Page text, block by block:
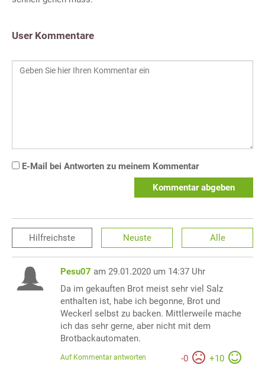
User Kommentare
E-Mail bei Antworten zu meinem Kommentar
Kommentar abgeben
Hilfreichste Neuste Alle
Pesu07 am 29.01.2020 um 14:37 Uhr
Da im gekauften Brot meist sehr viel Salz
enthalten ist, habe ich begonne, Brot und
Weckerl selbst zu backen. Mittlerweile mache
ich das sehr gerne, aber nicht mit dem
Brotbackautomaten.
-0 +10
Auf Kommentar antworten